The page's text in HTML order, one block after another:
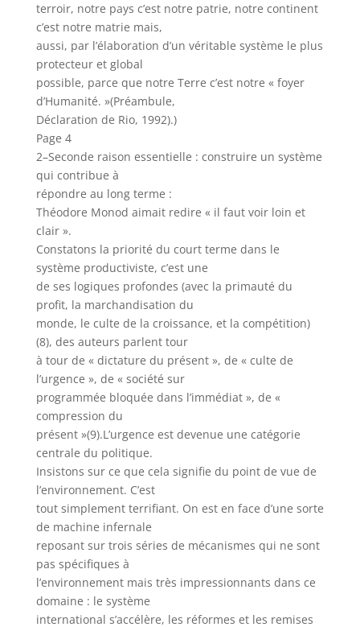
terroir, notre pays c’est notre patrie, notre continent
c’est notre matrie mais,
aussi, par l’élaboration d’un véritable système le plus
protecteur et global
possible, parce que notre Terre c’est notre « foyer
d’Humanité. »(Préambule,
Déclaration de Rio, 1992).)
Page 4
2–Seconde raison essentielle : construire un système
qui contribue à
répondre au long terme :
Théodore Monod aimait redire « il faut voir loin et
clair ».
Constatons la priorité du court terme dans le
système productiviste, c’est une
de ses logiques profondes (avec la primauté du
profit, la marchandisation du
monde, le culte de la croissance, et la compétition)
(8), des auteurs parlent tour
à tour de « dictature du présent », de « culte de
l’urgence », de « société sur
programmée bloquée dans l’immédiat », de «
compression du
présent »(9).L’urgence est devenue une catégorie
centrale du politique.
Insistons sur ce que cela signifie du point de vue de
l’environnement. C’est
tout simplement terrifiant. On est en face d’une sorte
de machine infernale
reposant sur trois séries de mécanismes qui ne sont
pas spécifiques à
l’environnement mais très impressionnants dans ce
domaine : le système
international s’accélère, les réformes et les remises